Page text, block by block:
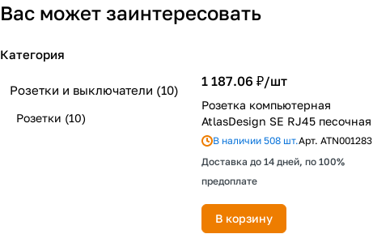
Вас может заинтересовать
1 187.06 ₽/шт
Розетка компьютерная
AtlasDesign SE RJ45 песочная
В наличии 508 шт.Арт. ATN001283
Доставка до 14 дней, по 100%
предоплате
В корзину
Категория
Розетки и выключатели (10)
Розетки (10)